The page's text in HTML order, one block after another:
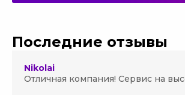
Последние отзывы
Nikolai
Отличная компания! Сервис на